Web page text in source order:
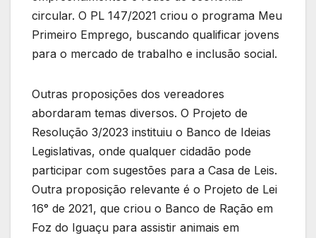
circular. O PL 147/2021 criou o programa Meu
Primeiro Emprego, buscando qualificar jovens
para o mercado de trabalho e inclusão social.
Outras proposições dos vereadores
abordaram temas diversos. O Projeto de
Resolução 3/2023 instituiu o Banco de Ideias
Legislativas, onde qualquer cidadão pode
participar com sugestões para a Casa de Leis.
Outra proposição relevante é o Projeto de Lei
16° de 2021, que criou o Banco de Ração em
Foz do Iguaçu para assistir animais em